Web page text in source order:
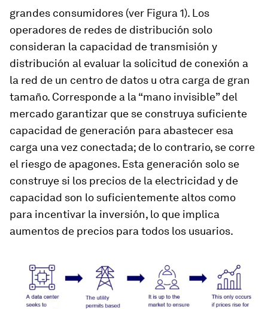
grandes consumidores (ver Figura 1). Los
operadores de redes de distribución solo
consideran la capacidad de transmisión y
distribución al evaluar la solicitud de conexión a
la red de un centro de datos u otra carga de gran
tamaño. Corresponde a la “mano invisible” del
mercado garantizar que se construya suficiente
capacidad de generación para abastecer esa
carga una vez conectada; de lo contrario, se corre
el riesgo de apagones. Esta generación solo se
construye si los precios de la electricidad y de
capacidad son lo suficientemente altos como
para incentivar la inversión, lo que implica
aumentos de precios para todos los usuarios.